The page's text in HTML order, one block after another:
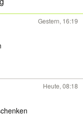
Gestern, 16:19
Heute, 08:18